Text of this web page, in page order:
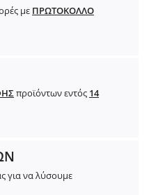
με ΠΡΩΤΟΚΟΛΛΟ
προϊόντων εντός 14
για να λύσουμε